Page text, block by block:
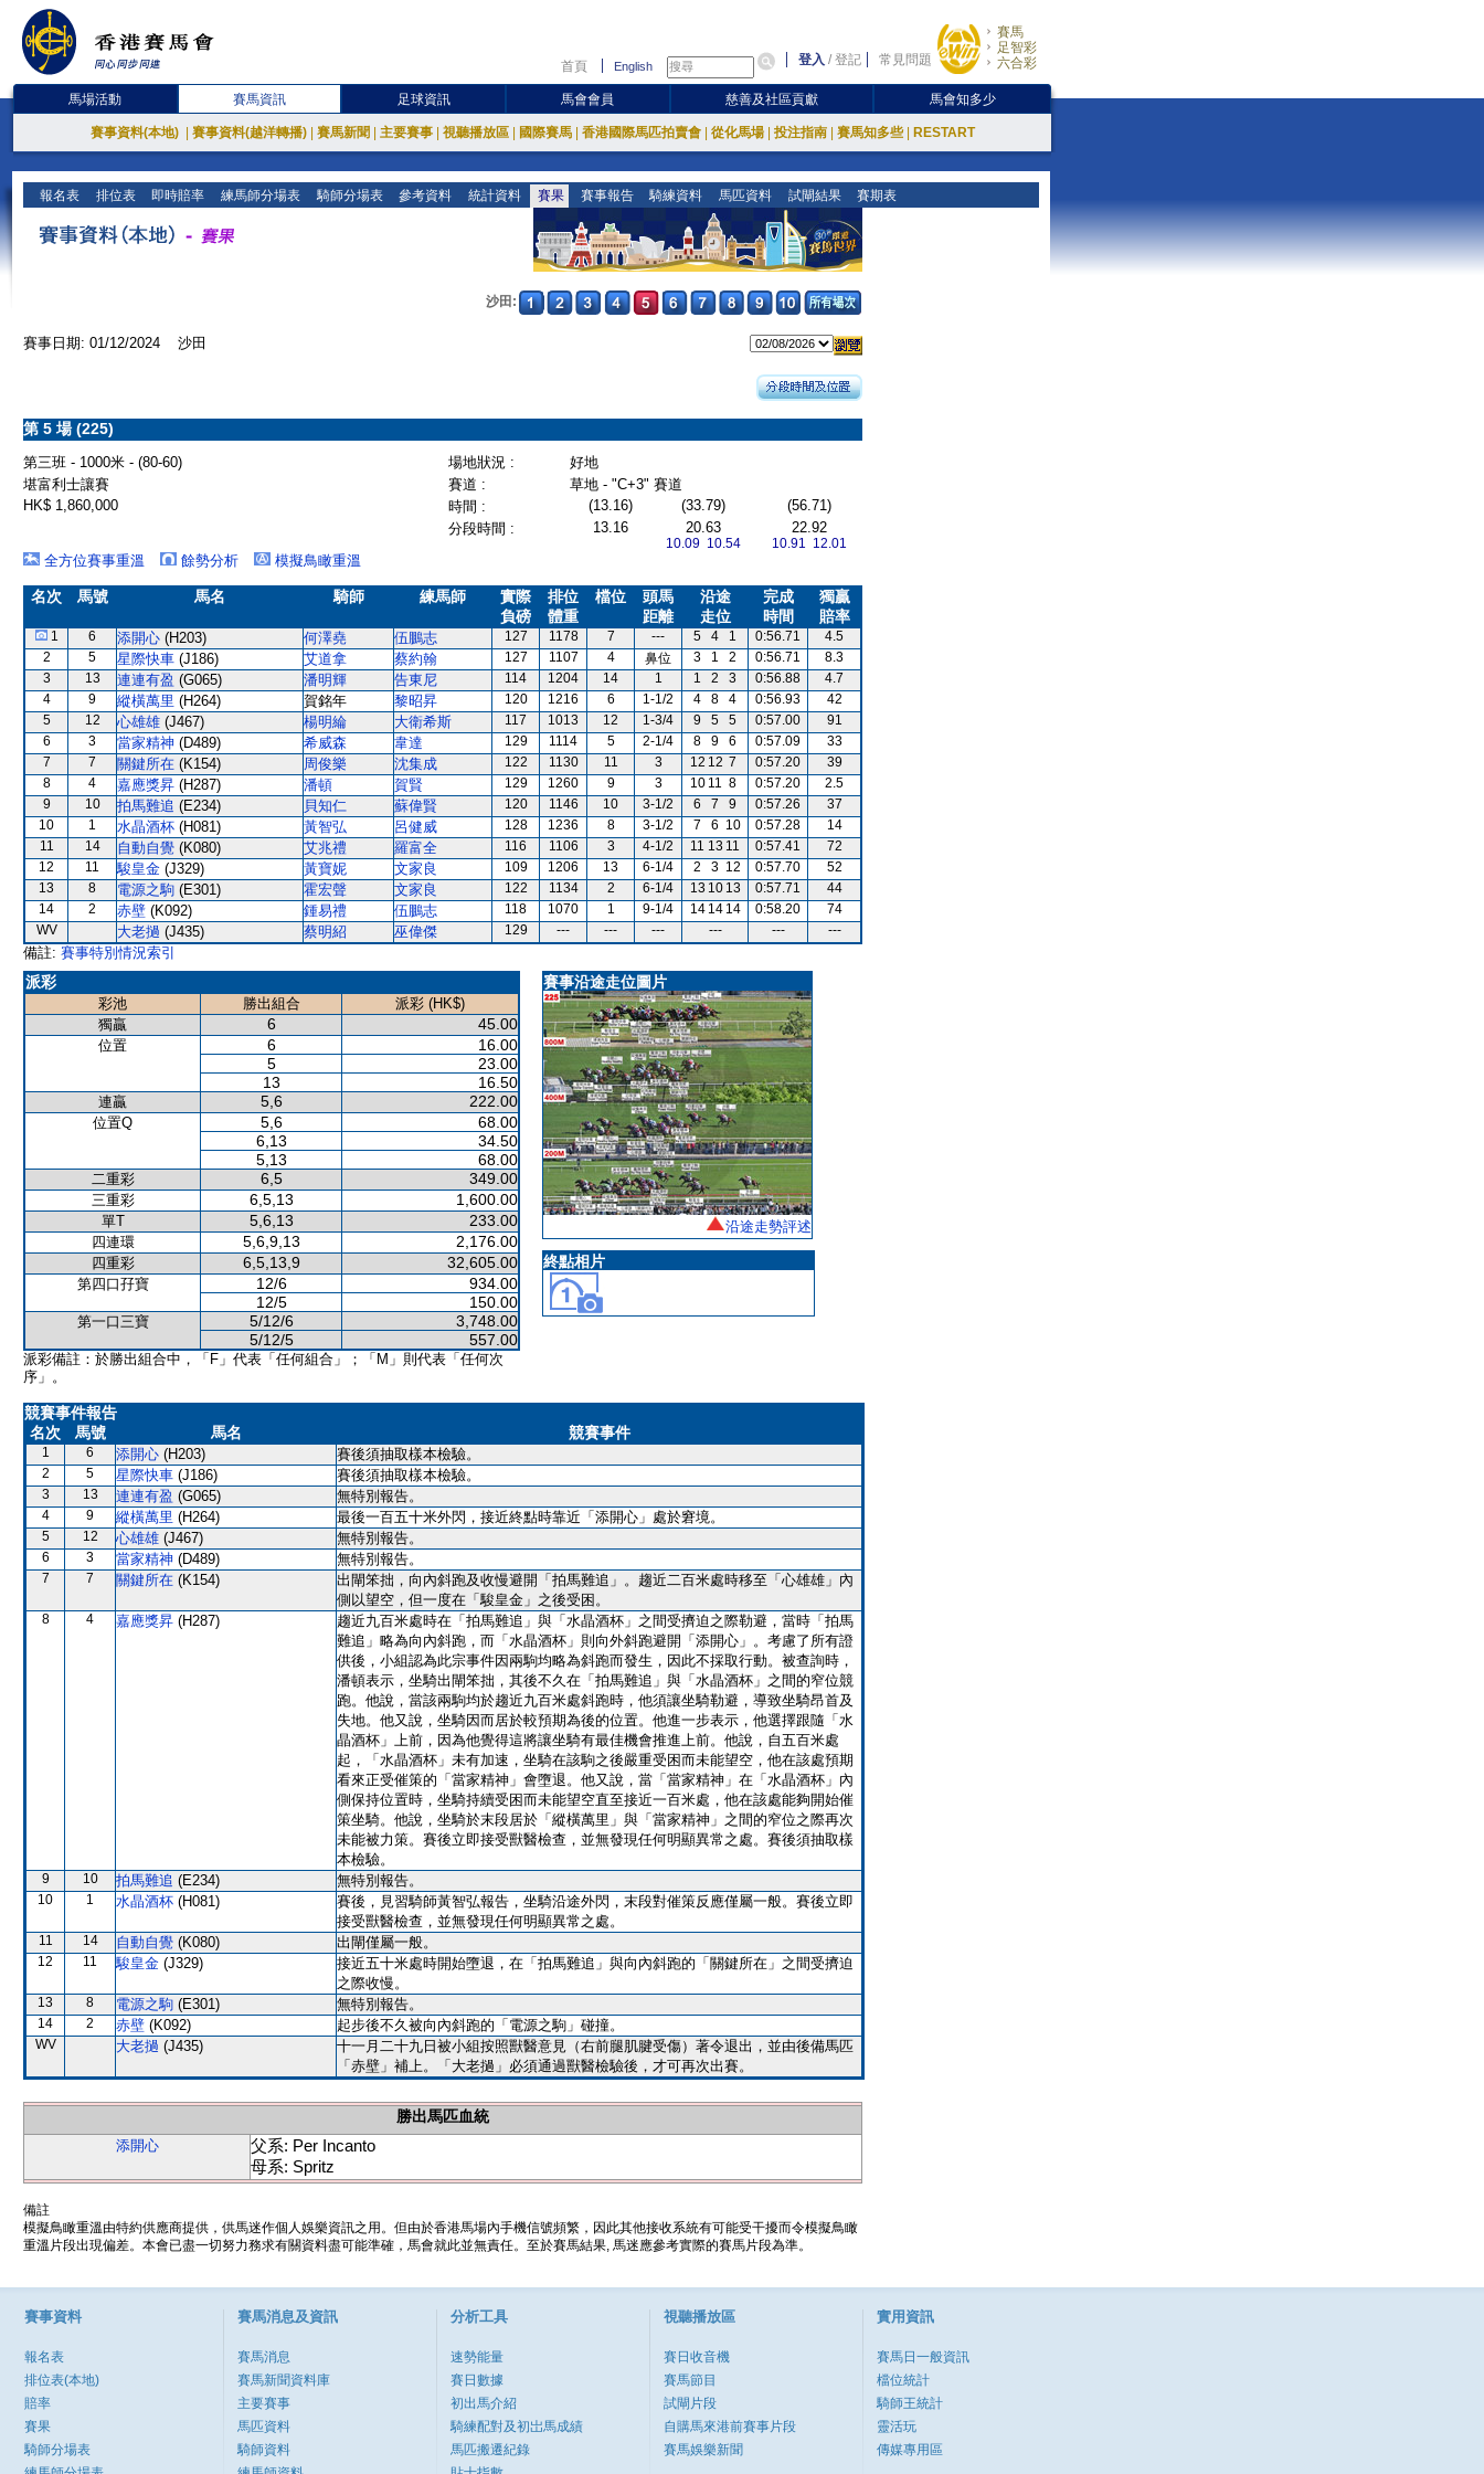
首頁 English 登入 /登記 常見問題
賽馬
足智彩
六合彩
馬場活動 賽馬資訊 足球資訊 馬會會員 慈善及社區貢獻 馬會知多少
賽事資料(本地) 賽事資料(越洋轉播) 賽馬新聞 主要賽事 視聽播放區 國際賽馬 香港國際馬匹拍賣會 從化馬場 投注指南 賽馬知多些 RESTART
報名表 排位表 即時賠率 練馬師分場表 騎師分場表 參考資料 統計資料 賽果 賽事報告 騎練資料 馬匹資料 試閘結果 賽期表
沙田:
賽事日期: 01/12/2024 沙田
第 5 場 (225)
第三班 - 1000米 - (80-60) 場地狀況 :
好地
堪富利士讓賽
賽道 :
草地 - "C+3" 賽道
HK$ 1,860,000
時間 : (13.16) (33.79)
(56.71)
分段時間 :
13.16 20.63
10.09 10.54
22.92
10.91 12.01
全方位賽事重溫 餘勢分析 模擬鳥瞰重溫
名次 馬號 馬名 騎師 練馬師
實際
負磅
排位
體重
檔位
頭馬
距離
沿途
走位
完成
時間
獨贏
賠率
1 6 添開心 (H203) 何澤堯 伍鵬志 127 1178 7 --- 5 4 1 0:56.71
4.5
2
5 星際快車 (J186) 艾道拿 蔡約翰 127 1107 4 鼻位 3 1 2 0:56.71
8.3
3
13 連連有盈 (G065) 潘明輝 告東尼 114 1204 14 1 1 2 3 0:56.88
4.7
4
9 縱橫萬里 (H264) 賀銘年 黎昭昇 120 1216 6 1-1/2 4 8 4 0:56.93
42
5
12 心雄雄 (J467) 楊明綸 大衛希斯 117 1013 12 1-3/4 9 5 5 0:57.00
91
6
3 當家精神 (D489) 希威森 韋達 129 1114 5 2-1/4 8 9 6 0:57.09
33
7
7 關鍵所在 (K154) 周俊樂 沈集成 122 1130 11 3 12 12 7 0:57.20
39
8
4 嘉應獎昇 (H287) 潘頓 賀賢 129 1260 9 3 10 11 8 0:57.20
2.5
9
10 拍馬難追 (E234) 貝知仁 蘇偉賢 120 1146 10 3-1/2 6 7 9 0:57.26
37
10
1 水晶酒杯 (H081) 黃智弘 呂健威 128 1236 8 3-1/2 7 6 10 0:57.28
14
11
14 自動自覺 (K080) 艾兆禮 羅富全 116 1106 3 4-1/2 11 13 11 0:57.41
72
12
11 駿皇金 (J329) 黃寶妮 文家良 109 1206 13 6-1/4 2 3 12 0:57.70
52
13
8 電源之駒 (E301) 霍宏聲 文家良 122 1134 2 6-1/4 13 10 13 0:57.71
44
14
2 赤壁 (K092) 鍾易禮 伍鵬志 118 1070 1 9-1/4 14 14 14 0:58.20
74
WV
大老撾 (J435) 蔡明紹 巫偉傑 129 --- --- --- --- --- ---
備註: 賽事特別情況索引
派彩
彩池 勝出組合
派彩 (HK$)
獨贏
6 45.00
位置 6
16.00
5
23.00
13
16.50
連贏 5,6 222.00
位置Q 5,6
68.00
6,13
34.50
5,13
68.00
二重彩 6,5 349.00
三重彩 6,5,13 1,600.00
單T 5,6,13 233.00
四連環 5,6,9,13 2,176.00
四重彩 6,5,13,9 32,605.00
第四口孖寶 12/6
934.00
12/5
150.00
第一口三寶 5/12/6
3,748.00
5/12/5
557.00
派彩備註：於勝出組合中，「F」代表「任何組合」；「M」則代表「任何次
序」。
賽事沿途走位圖片
沿途走勢評述
終點相片
競賽事件報告
名次
馬號 馬名 競賽事件
1 6 添開心 (H203) 賽後須抽取樣本檢驗。
2 5 星際快車 (J186) 賽後須抽取樣本檢驗。
3 13 連連有盈 (G065) 無特別報告。
4 9 縱橫萬里 (H264) 最後一百五十米外閃，接近終點時靠近「添開心」處於窘境。
5 12 心雄雄 (J467) 無特別報告。
6 3 當家精神 (D489) 無特別報告。
7 7 關鍵所在 (K154)
出閘笨拙，向內斜跑及收慢避開「拍馬難追」。趨近二百米處時移至「心雄雄」內
側以望空，但一度在「駿皇金」之後受困。
8 4 嘉應獎昇 (H287)
趨近九百米處時在「拍馬難追」與「水晶酒杯」之間受擠迫之際勒避，當時「拍馬
難追」略為向內斜跑，而「水晶酒杯」則向外斜跑避開「添開心」。考慮了所有證
供後，小組認為此宗事件因兩駒均略為斜跑而發生，因此不採取行動。被查詢時，
潘頓表示，坐騎出閘笨拙，其後不久在「拍馬難追」與「水晶酒杯」之間的窄位競
跑。他說，當該兩駒均於趨近九百米處斜跑時，他須讓坐騎勒避，導致坐騎昂首及
失地。他又說，坐騎因而居於較預期為後的位置。他進一步表示，他選擇跟隨「水
晶酒杯」上前，因為他覺得這將讓坐騎有最佳機會推進上前。他說，自五百米處
起，「水晶酒杯」未有加速，坐騎在該駒之後嚴重受困而未能望空，他在該處預期
看來正受催策的「當家精神」會墮退。他又說，當「當家精神」在「水晶酒杯」內
側保持位置時，坐騎持續受困而未能望空直至接近一百米處，他在該處能夠開始催
策坐騎。他說，坐騎於末段居於「縱橫萬里」與「當家精神」之間的窄位之際再次
未能被力策。賽後立即接受獸醫檢查，並無發現任何明顯異常之處。賽後須抽取樣
本檢驗。
9 10 拍馬難追 (E234) 無特別報告。
10 1 水晶酒杯 (H081)
賽後，見習騎師黃智弘報告，坐騎沿途外閃，末段對催策反應僅屬一般。賽後立即
接受獸醫檢查，並無發現任何明顯異常之處。
11 14 自動自覺 (K080) 出閘僅屬一般。
12 11 駿皇金 (J329)
接近五十米處時開始墮退，在「拍馬難追」與向內斜跑的「關鍵所在」之間受擠迫
之際收慢。
13 8 電源之駒 (E301) 無特別報告。
14 2 赤壁 (K092) 起步後不久被向內斜跑的「電源之駒」碰撞。
WV 大老撾 (J435)
十一月二十九日被小組按照獸醫意見（右前腿肌腱受傷）著令退出，並由後備馬匹
「赤壁」補上。「大老撾」必須通過獸醫檢驗後，才可再次出賽。
勝出馬匹血統
添開心
父系: Per Incanto
母系: Spritz
備註
模擬鳥瞰重溫由特約供應商提供，供馬迷作個人娛樂資訊之用。但由於香港馬場內手機信號頻繁，因此其他接收系統有可能受干擾而令模擬鳥瞰
重溫片段出現偏差。本會已盡一切努力務求有關資料盡可能準確，馬會就此並無責任。至於賽馬結果, 馬迷應參考實際的賽馬片段為準。
賽事資料
報名表
排位表(本地)
賠率
賽果
騎師分場表
賽馬消息及資訊
賽馬消息
賽馬新聞資料庫
主要賽事
馬匹資料
騎師資料
分析工具
速勢能量
賽日數據
初出馬介紹
騎練配對及初岀馬成績
馬匹搬遷紀錄
視聽播放區
賽日收音機
賽馬節目
試閘片段
自購馬來港前賽事片段
賽馬娛樂新聞
實用資訊
賽馬日一般資訊
檔位統計
騎師王統計
靈活玩
傳媒專用區